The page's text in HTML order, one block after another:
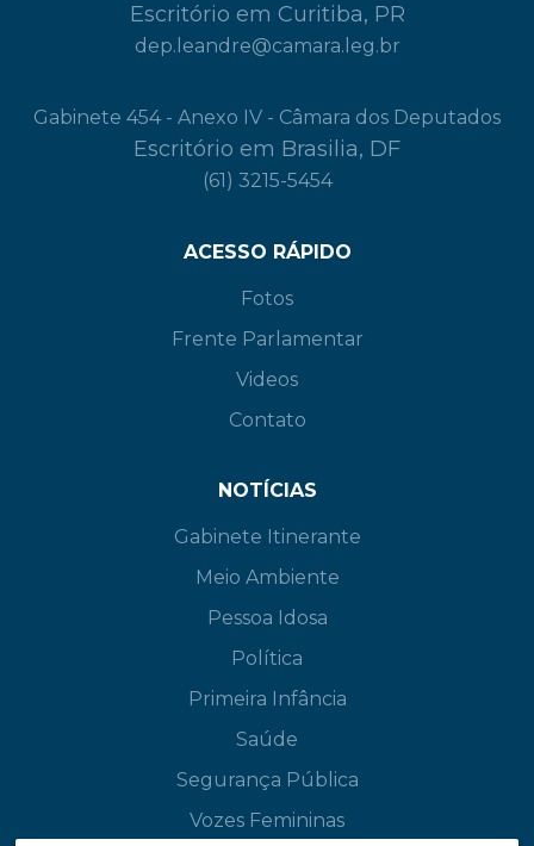
Escritório em Curitiba, PR
dep.leandre@camara.leg.br
Gabinete 454 - Anexo IV - Câmara dos Deputados
Escritório em Brasilia, DF
(61) 3215-5454
ACESSO RÁPIDO
Fotos
Frente Parlamentar
Videos
Contato
NOTÍCIAS
Gabinete Itinerante
Meio Ambiente
Pessoa Idosa
Política
Primeira Infância
Saúde
Segurança Pública
Vozes Femininas